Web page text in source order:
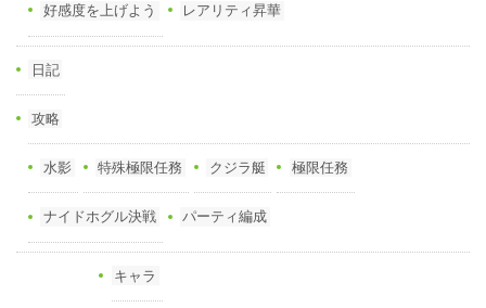
好感度を上げよう レアリティ昇華
日記
攻略
水影 特殊極限任務 クジラ艇 極限任務
ナイドホグル決戦 パーティ編成
キャラ